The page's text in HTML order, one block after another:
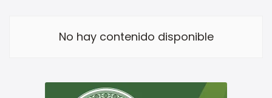
No hay contenido disponible